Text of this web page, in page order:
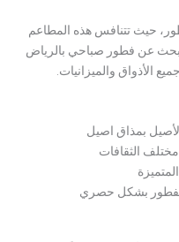
حيث تتنافس هذه المطاعم
عن فطور صباحي بالرياض
الأذواق والميزانيات.
بمذاق اصيل
الثقافات
بشكل حصري